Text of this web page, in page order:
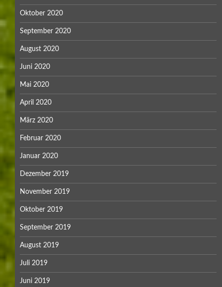
Oktober 2020
September 2020
August 2020
Juni 2020
Mai 2020
April 2020
März 2020
Februar 2020
Januar 2020
Dezember 2019
November 2019
Oktober 2019
September 2019
August 2019
Juli 2019
Juni 2019